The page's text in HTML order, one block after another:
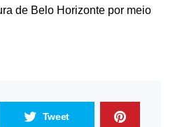
de Belo Horizonte por meio
Tweet